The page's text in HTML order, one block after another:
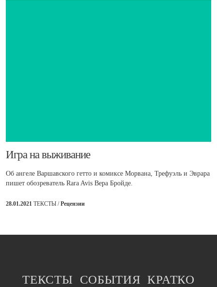
​Игра на выживание
Об ангеле Варшавского гетто и комиксе Морвана, Трефуэль и Эврара
пишет обозреватель Rara Avis Вера Бройде.
28.01.2021 ТЕКСТЫ /Рецензии
ТЕКСТЫ СОБЫТИЯ КРАТКО